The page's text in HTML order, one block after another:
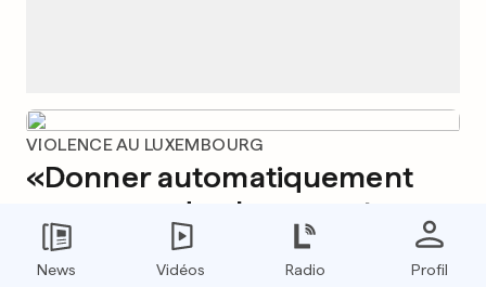
VIOLENCE AU LUXEMBOURG
«Donner automatiquement
une seconde chance est
insupportable»
9
News Vidéos Radio Profil